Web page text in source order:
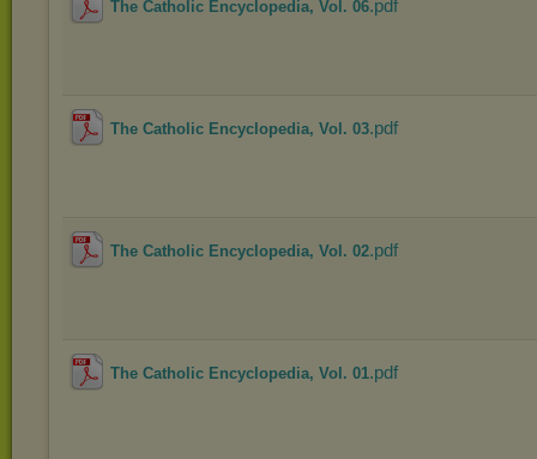
The Catholic Encyclopedia, Vol. 06.pdf
The Catholic Encyclopedia, Vol. 03.pdf
The Catholic Encyclopedia, Vol. 02.pdf
The Catholic Encyclopedia, Vol. 01.pdf